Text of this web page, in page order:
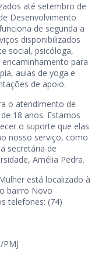
até setembro de
Desenvolvimento
de segunda a
disponibilizados
social, psicóloga,
para
aulas de yoga e
de apoio.
o atendimento de
18 anos. Estamos
o suporte que elas
nosso serviço, como
secretária de
Amélia Pedra.
está localizado à
bairro Novo
telefones: (74)